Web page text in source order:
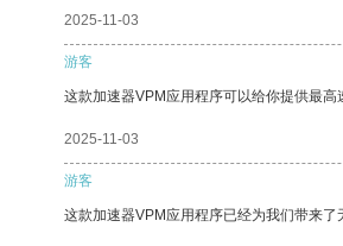
2025-11-03
游客
这款加速器VPM应用程序可以给你提供最高
2025-11-03
游客
这款加速器VPM应用程序已经为我们带来了